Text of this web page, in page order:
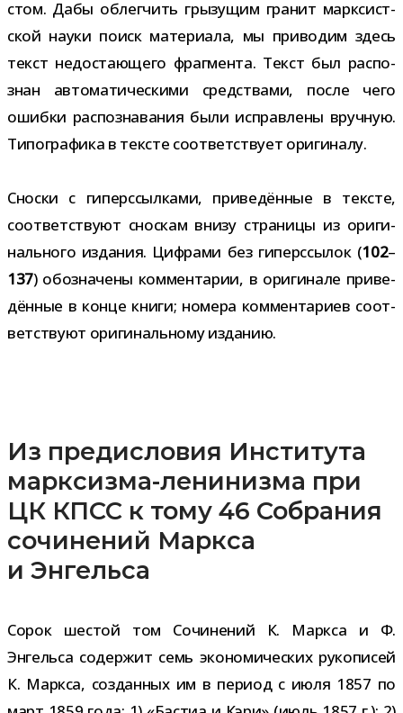
стом. Дабы облег­чить гры­зу­щим гра­нит марк­сист­
ской науки поиск мате­ри­ала, мы при­во­дим здесь
текст недо­ста­ю­щего фраг­мента. Текст был рас­по­
знан авто­ма­ти­че­скими сред­ствами, после чего
ошибки рас­по­зна­ва­ния были исправ­лены вруч­ную.
Типографика в тек­сте соот­вет­ствует оригиналу.
Сноски с гиперс­сыл­ками, при­ве­дён­ные в тек­сте,
соот­вет­ствуют снос­кам внизу стра­ницы из ори­ги­
наль­ного изда­ния. Цифрами без гиперс­сы­лок (102–
137) обо­зна­чены ком­мен­та­рии, в ори­ги­нале при­ве­
дён­ные в конце книги; номера ком­мен­та­риев соот­
вет­ствуют ори­ги­наль­ному изданию.
Из предисловия Института
марксизма-​ленинизма при
ЦК КПСС к тому 46 Собрания
сочинений Маркса
и Энгельса
Сорок шестой том Сочинений К. Маркса и Ф.
Энгельса содер­жит семь эко­но­ми­че­ских руко­пи­сей
К. Маркса, создан­ных им в период с июля 1857 по